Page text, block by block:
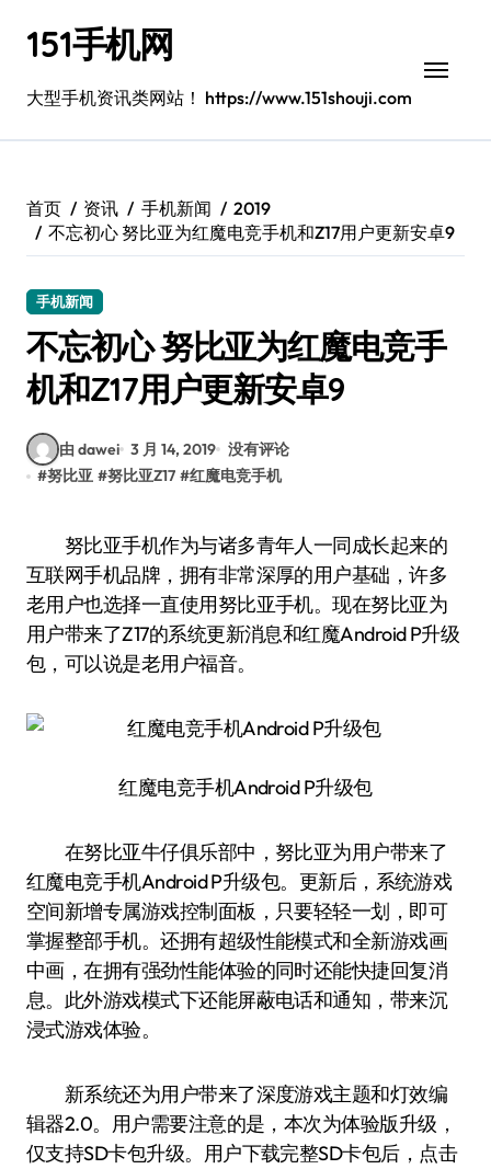
151手机网
大型手机资讯类网站！ https://www.151shouji.com
首页 资讯 手机新闻
2019
不忘初心 努比亚为红魔电竞手机和Z17用户更新安卓9
手机新闻
不忘初心 努比亚为红魔电竞手
机和Z17用户更新安卓9
由 dawei 3 月 14, 2019 没有评论
#努比亚 #努比亚Z17 #红魔电竞手机
努比亚手机作为与诸多青年人一同成长起来的
互联网手机品牌，拥有非常深厚的用户基础，许多
老用户也选择一直使用努比亚手机。现在努比亚为
用户带来了Z17的系统更新消息和红魔Android P升级
包，可以说是老用户福音。
红魔电竞手机Android P升级包
在努比亚牛仔俱乐部中，努比亚为用户带来了
红魔电竞手机Android P升级包。更新后，系统游戏
空间新增专属游戏控制面板，只要轻轻一划，即可
掌握整部手机。还拥有超级性能模式和全新游戏画
中画，在拥有强劲性能体验的同时还能快捷回复消
息。此外游戏模式下还能屏蔽电话和通知，带来沉
浸式游戏体验。
新系统还为用户带来了深度游戏主题和灯效编
辑器2.0。用户需要注意的是，本次为体验版升级，
仅支持SD卡包升级。用户下载完整SD卡包后，点击